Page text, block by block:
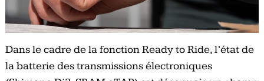
Dans le cadre de la fonction Ready to Ride, l’état de
la batterie des transmissions électroniques